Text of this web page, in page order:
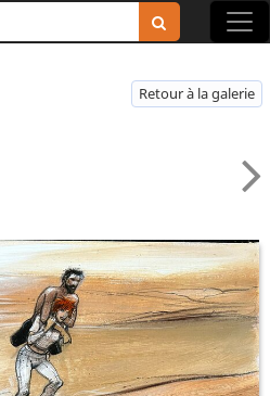
Retour à la galerie